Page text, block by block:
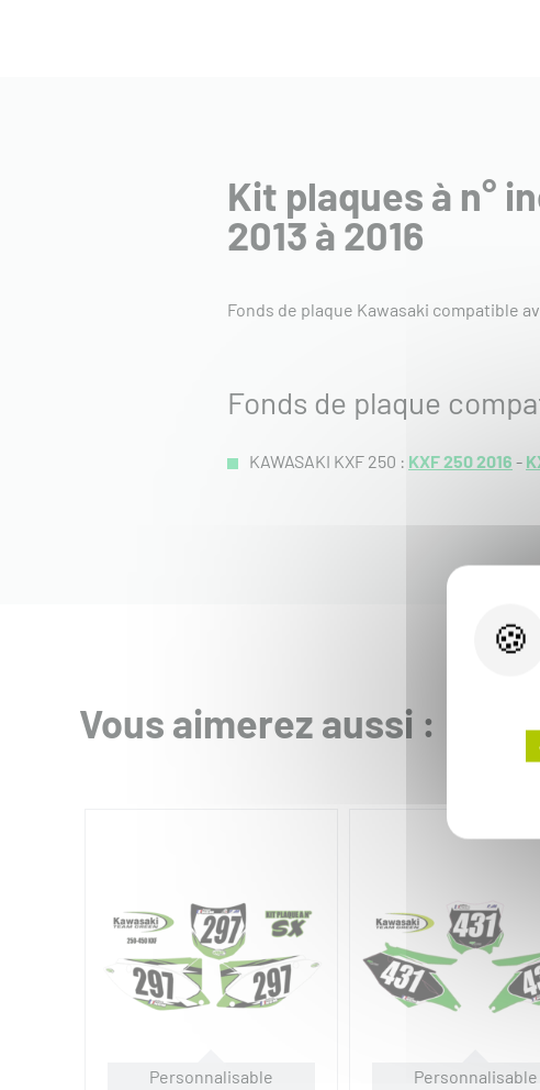
Kit plaques à n°
2013 à 2016
Fonds de plaque Kawasaki compatible
Fonds de plaque
KAWASAKI KXF 250 : KXF 250 2016 -
Vous aimerez aussi :
Personnalisable Personnalisable